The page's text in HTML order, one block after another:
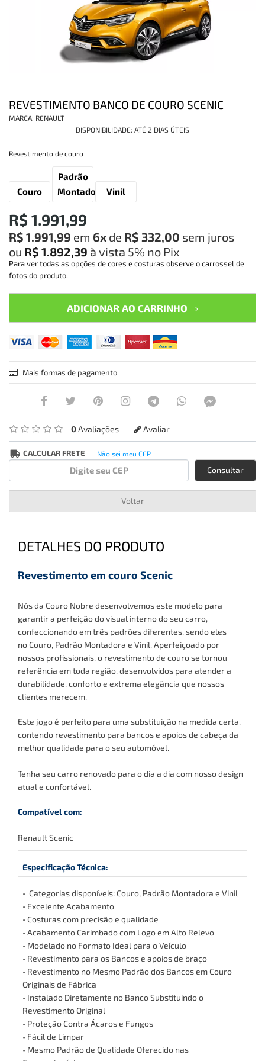
REVESTIMENTO BANCO DE COURO SCENIC
MARCA: RENAULT
DISPONIBILIDADE: ATÉ 2 DIAS ÚTEIS
Revestimento de couro
Couro
Padrão
Montadora
Vinil
R$ 1.991,99
R$ 1.991,99 em 6x de R$ 332,00 sem juros
ou R$ 1.892,39 à vista 5% no Pix
Para ver todas as opções de cores e costuras observe o carrossel de
fotos do produto.
ADICIONAR AO CARRINHO
Mais formas de pagamento
0Avaliações Avaliar
CALCULAR FRETE Não sei meu CEP
Consultar
Voltar
DETALHES DO PRODUTO
Revestimento em couro Scenic
Nós da Couro Nobre desenvolvemos este modelo para
garantir a perfeição do visual interno do seu carro,
confeccionando em três padrões diferentes, sendo eles
no Couro, Padrão Montadora e Vinil. Aperfeiçoado por
nossos profissionais, o revestimento de couro se tornou
referência em toda região, desenvolvidos para atender a
durabilidade, conforto e extrema elegância que nossos
clientes merecem.
Este jogo é perfeito para uma substituição na medida certa,
contendo revestimento para bancose apoios de cabeça da
melhor qualidade para o seu automóvel.
Tenha seu carro renovado para o dia a dia com nosso design
atual e confortável.
Compatível com:
Renault Scenic
Especificação Técnica:
• Categorias disponíveis: Couro, Padrão Montadora e Vinil
• Excelente Acabamento
• Costuras com precisão e qualidade
• Acabamento Carimbado com Logo em Alto Relevo
• Modelado no Formato Ideal para o Veículo
• Revestimento para os Bancos e apoios de braço
• Revestimento no Mesmo Padrão dos Bancos em Couro
Originais de Fábrica
• Instalado Diretamente no Banco Substituindo o
Revestimento Original
• Proteção Contra Ácaros e Fungos
• Fácil de Limpar
• Mesmo Padrão de Qualidade Oferecido nas